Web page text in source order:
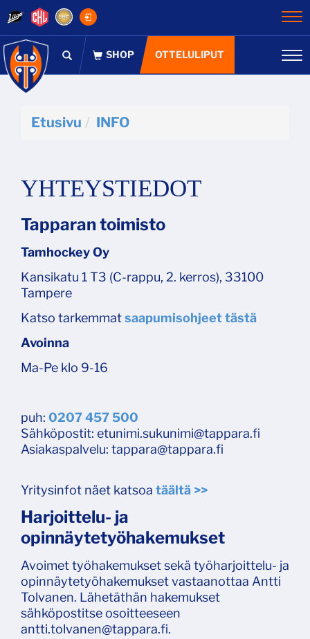
OTTELULIPUT
Etusivu INFO
YHTEYSTIEDOT
Tapparan toimisto
Tamhockey Oy
Kansikatu 1 T3 (C-rappu, 2. kerros), 33100
Tampere
Katso tarkemmatsaapumisohjeet tästä
Avoinna
​​​​​​​​​​​​Ma-Pe klo 9-16
puh: 0207 457 500
Sähköpostit: etunimi.sukunimi@tappara.fi
Asiakaspalvelu: tappara@tappara.fi
Yritysinfot näet katsoa täältä >>
Harjoittelu- ja
opinnäytetyöhakemukset
Avoimet työhakemukset sekä työharjoittelu- ja
opinnäytetyöhakemukset vastaanottaa Antti
Tolvanen. Lähetäthän hakemukset
sähköpostitse osoitteeseen
antti.tolvanen@tappara.fi.